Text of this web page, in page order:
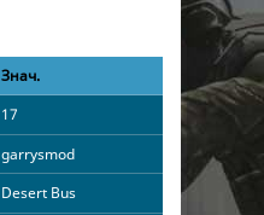
Знач.
17
garrysmod
Desert Bus